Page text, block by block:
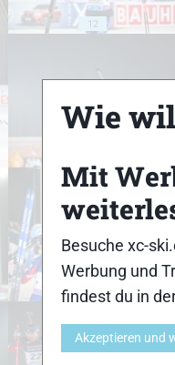
12
22
Wie
Mit
Besuche xc-
Werbung und
findest du in
Akzeptieren und